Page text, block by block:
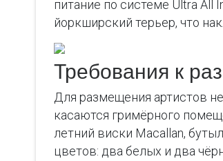
питание по системе Ultra
йоркширский терьер, что
Требования к
Для размещения артистов
касаются гримёрного
летний виски Macallan,
цветов: два белых и два